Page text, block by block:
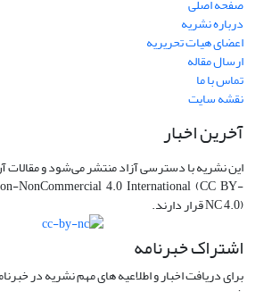
صفحه اصلی
درباره نشریه
اعضای هیات تحریریه
ارسال مقاله
تماس با ما
نقشه سایت
آخرین اخبار
NonCommercial 4.0 International (CC BY-
NC 4.0) قرار دارند.
اشتراک خبرنامه
برای دریافت اخبار و اطلاعیه های مهم نشریه در